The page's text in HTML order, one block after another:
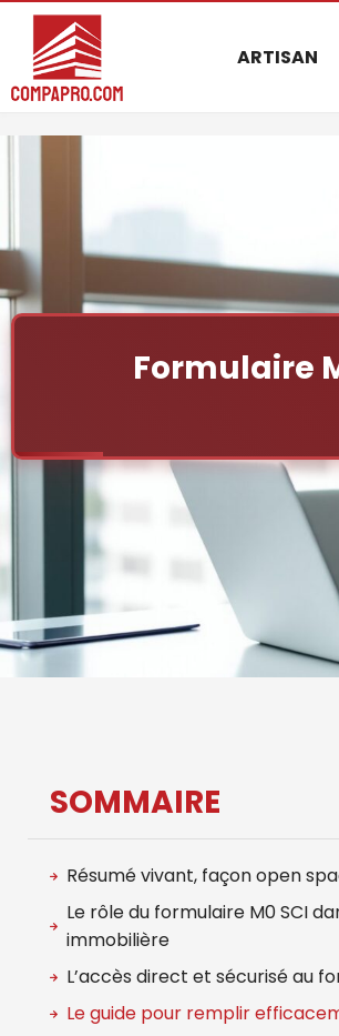
ARTISAN
Formulaire
SOMMAIRE
Résumé vivant, façon open
Le rôle du formulaire M0 SCI
immobilière
L’accès direct et sécurisé au
Le guide pour remplir